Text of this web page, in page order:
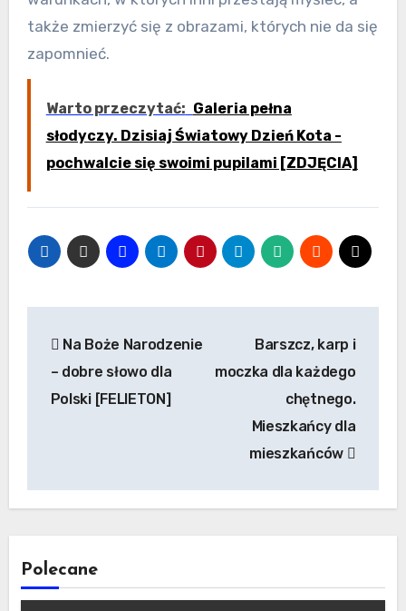
także zmierzyć się z obrazami, których nie da się
zapomnieć.
Warto przeczytać: Galeria pełna
słodyczy. Dzisiaj Światowy Dzień Kota -
pochwalcie się swoimi pupilami [ZDJĘCIA]
wpisu
Na Boże Narodzenie
– dobre słowo dla
Polski [FELIETON]
Barszcz, karp i
moczka dla każdego
chętnego.
Mieszkańcy dla
mieszkańców
Polecane